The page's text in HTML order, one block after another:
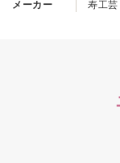
メーカー 寿工芸